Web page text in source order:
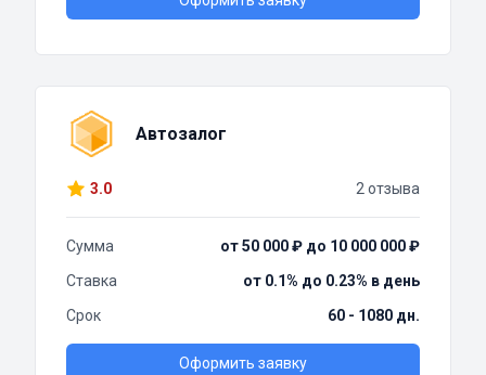
Автозалог
3.0 2 отзыва
Сумма
от 50 000 ₽ до 10 000 000 ₽
Ставка
от 0.1% до 0.23% в день
Срок
60 - 1080 дн.
Оформить заявку